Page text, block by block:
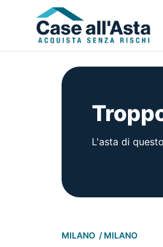
L'asta di
MILANO MILANO